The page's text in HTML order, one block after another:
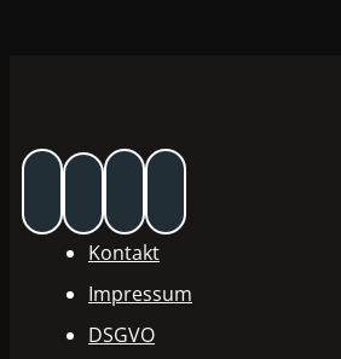
Kontakt
Impressum
DSGVO